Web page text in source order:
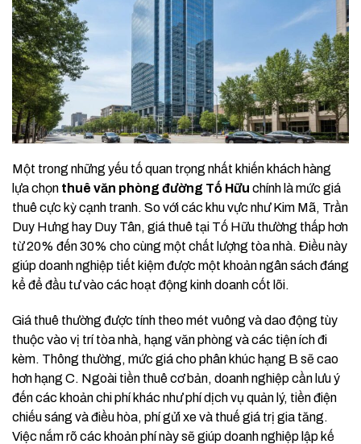
Một trong những yếu tố quan trọng nhất khiến khách hàng
lựa chọn thuê văn phòng đường Tố Hữu chính là mức giá
thuê cực kỳ cạnh tranh. So với các khu vực như Kim Mã, Trần
Duy Hưng hay Duy Tân, giá thuê tại Tố Hữu thường thấp hơn
từ 20% đến 30% cho cùng một chất lượng tòa nhà. Điều này
giúp doanh nghiệp tiết kiệm được một khoản ngân sách đáng
kể để đầu tư vào các hoạt động kinh doanh cốt lõi.
Giá thuê thường được tính theo mét vuông và dao động tùy
thuộc vào vị trí tòa nhà, hạng văn phòng và các tiện ích đi
kèm. Thông thường, mức giá cho phân khúc hạng B sẽ cao
hơn hạng C. Ngoài tiền thuê cơ bản, doanh nghiệp cần lưu ý
đến các khoản chi phí khác như phí dịch vụ quản lý, tiền điện
chiếu sáng và điều hòa, phí gửi xe và thuế giá trị gia tăng.
Việc nắm rõ các khoản phí này sẽ giúp doanh nghiệp lập kế